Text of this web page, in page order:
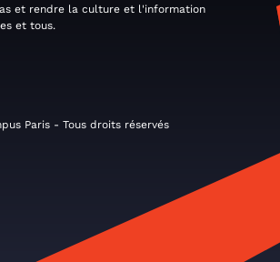
et rendre la culture et l'information
et tous.
Paris - Tous droits réservés